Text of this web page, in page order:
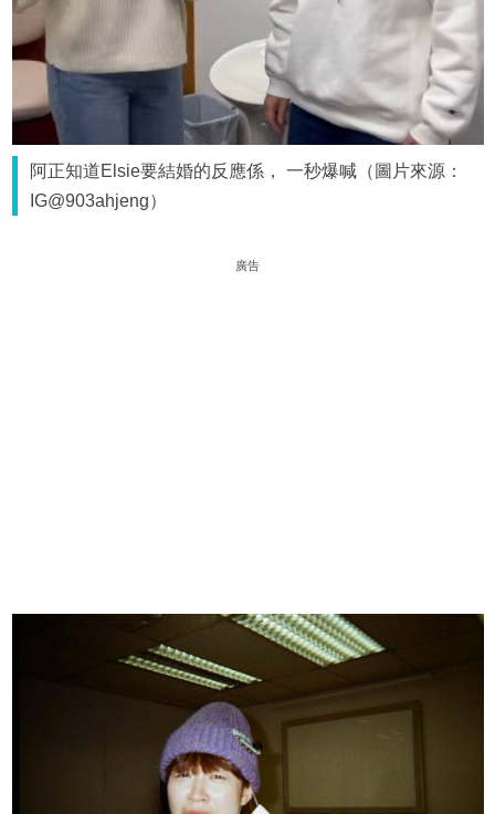
阿正知道Elsie要結婚的反應係， 一秒爆喊（圖片來源：
IG@903ahjeng）
廣告